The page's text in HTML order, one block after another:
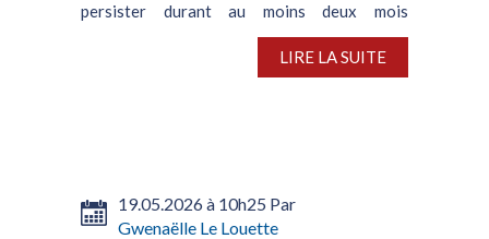
persister durant au moins deux mois
supplémentaires, sur fond d’atonie de la
demande en aval et de la lenteur avec laquelle
LIRE LA SUITE
19.05.2026 à 10h25 Par
Gwenaëlle Le Louette